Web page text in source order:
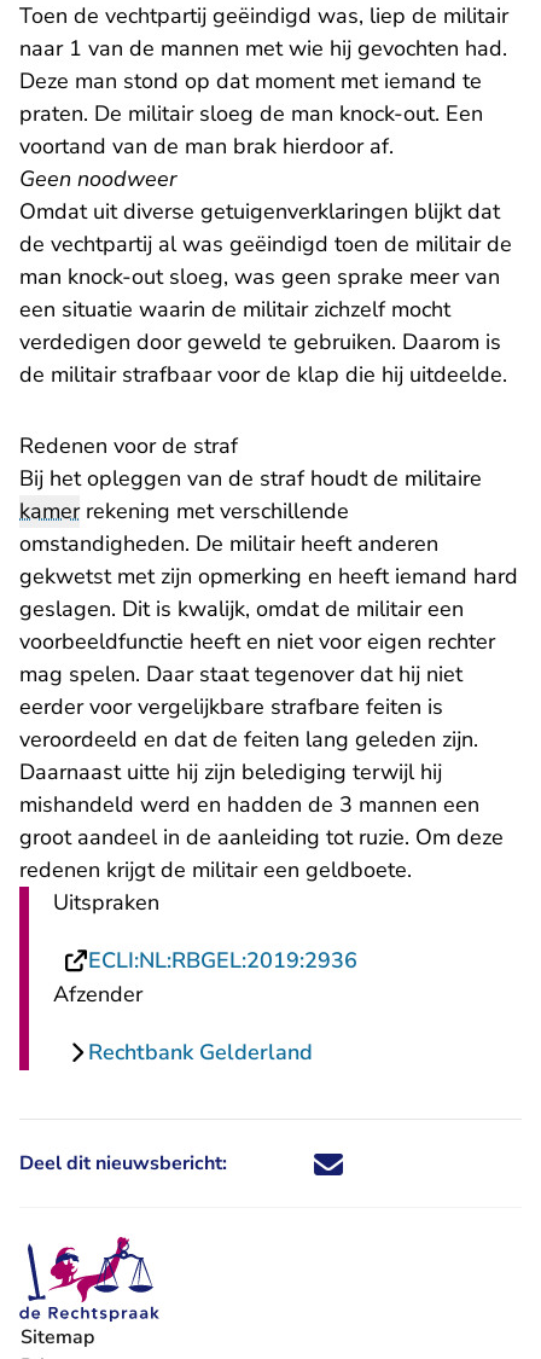
Toen de vechtpartij geëindigd was, liep de militair
naar 1 van de mannen met wie hij gevochten had.
Deze man stond op dat moment met iemand te
praten. De militair sloeg de man knock-out. Een
voortand van de man brak hierdoor af.
Geen noodweer
Omdat uit diverse getuigenverklaringen blijkt dat
de vechtpartij al was geëindigd toen de militair de
man knock-out sloeg, was geen sprake meer van
een situatie waarin de militair zichzelf mocht
verdedigen door geweld te gebruiken. Daarom is
de militair strafbaar voor de klap die hij uitdeelde.
Redenen voor de straf
Bij het opleggen van de straf houdt de militaire
kamerrekening met verschillende
omstandigheden. De militair heeft anderen
gekwetst met zijn opmerking en heeft iemand hard
geslagen. Dit is kwalijk, omdat de militair een
voorbeeldfunctie heeft en niet voor eigen rechter
mag spelen. Daar staat tegenover dat hij niet
eerder voor vergelijkbare strafbare feiten is
veroordeeld en dat de feiten lang geleden zijn.
Daarnaast uitte hij zijn belediging terwijl hij
mishandeld werd en hadden de 3 mannen een
groot aandeel in de aanleiding tot ruzie. Om deze
redenen krijgt de militair een geldboete.
Uitspraken
ECLI:NL:RBGEL:2019:2936
Afzender
Rechtbank Gelderland
Deel dit nieuwsbericht: Deel dit nieuwsbericht via X -
Deel dit nieuwsbericht via
Deel dit nieuwsbericht
Deel dit
Sitemap